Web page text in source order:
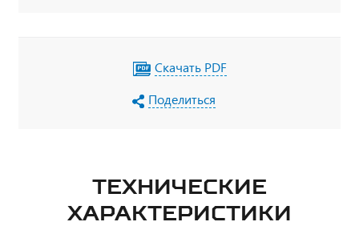
Скачать PDF
Поделиться
ТЕХНИЧЕСКИЕ
ХАРАКТЕРИСТИКИ